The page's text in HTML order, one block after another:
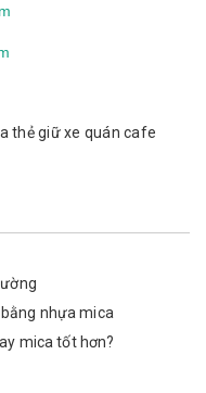
thẻ giữ xe quán cafe
nhựa mica
mica tốt hơn?